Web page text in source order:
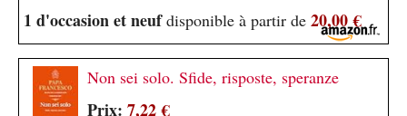
1 d'occasion et neufdisponible à partir de 20,00 €
Non sei solo. Sfide, risposte, speranze
Prix: 7,22 €